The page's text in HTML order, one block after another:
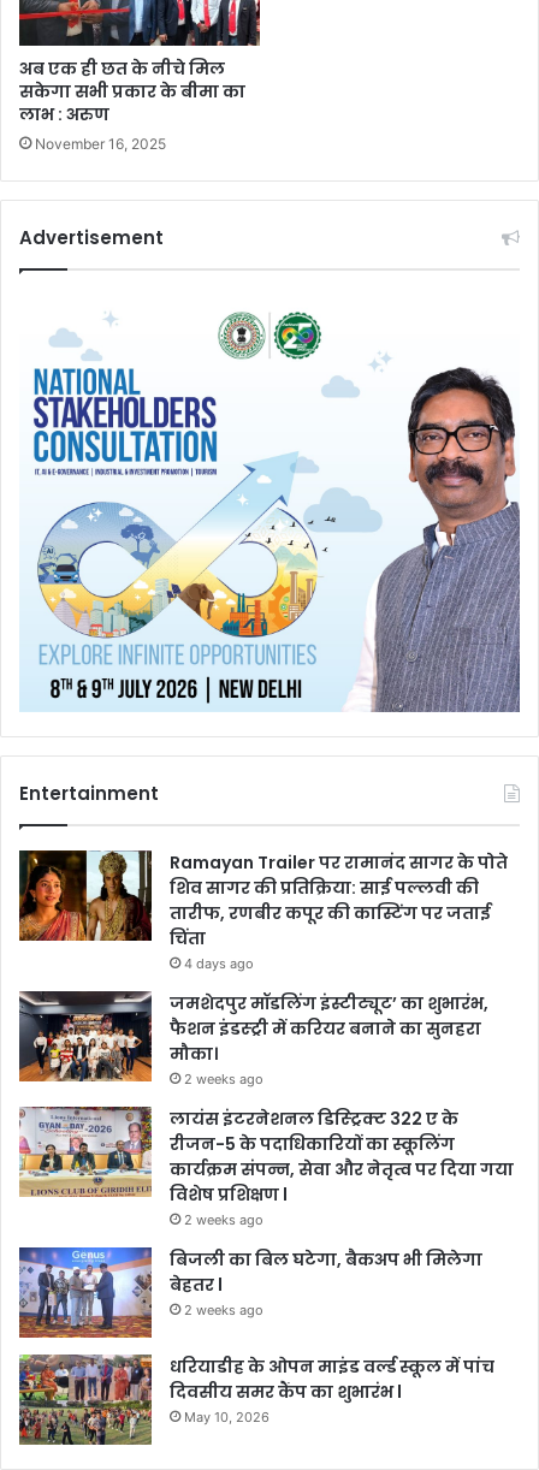
अब एक ही छत के नीचे मिल
सकेगा सभी प्रकार के बीमा का
लाभ : अरुण
November 16, 2025
Advertisement
Entertainment
Ramayan Trailer पर रामानंद सागर के पोते
शिव सागर की प्रतिक्रिया: साई पल्लवी की
तारीफ, रणबीर कपूर की कास्टिंग पर जताई
चिंता
4 days ago
जमशेदपुर मॉडलिंग इंस्टीट्यूट’ का शुभारंभ,
फैशन इंडस्ट्री में करियर बनाने का सुनहरा
मौका।
2 weeks ago
लायंस इंटरनेशनल डिस्ट्रिक्ट 322 ए के
रीजन-5 के पदाधिकारियों का स्कूलिंग
कार्यक्रम संपन्न, सेवा और नेतृत्व पर दिया गया
विशेष प्रशिक्षण l
2 weeks ago
बिजली का बिल घटेगा, बैकअप भी मिलेगा
बेहतर l
2 weeks ago
धरियाडीह के ओपन माइंड वर्ल्ड स्कूल में पांच
दिवसीय समर कैंप का शुभारंभ l
May 10, 2026